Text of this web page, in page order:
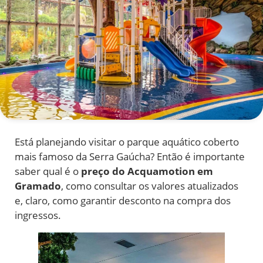
Está planejando visitar o parque aquático coberto
mais famoso da Serra Gaúcha? Então é importante
saber qual é o preço do Acquamotion em
Gramado, como consultar os valores atualizados
e, claro, como garantir desconto na compra dos
ingressos.